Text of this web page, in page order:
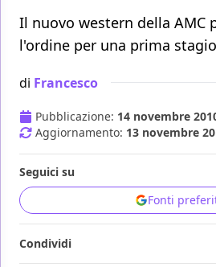
Il nuovo western della AMC
l'ordine per una prima
di Francesco
Pubblicazione: 14 novembre
Aggiornamento: 13 novembre
Seguici su
Fonti
Condividi